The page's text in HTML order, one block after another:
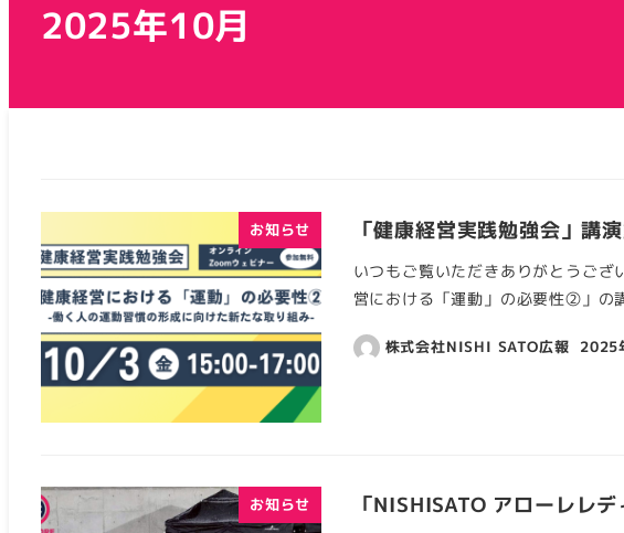
2025年10月
お知らせ 「健康経営実践勉強会」講
いつもご覧いただきありがとうござ
営における「運動」の必要性②」
株式会社NISHI SATO広報 2025
お知らせ 「NISHISATO アローレレ